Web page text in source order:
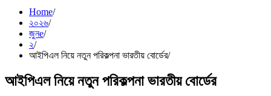
Home
২০২৬
জুনe
২
আইপিএল নিয়ে নতুন পরিকল্পনা ভারতীয় বোর্ডের
আইপিএল নিয়ে নতুন পরিকল্পনা ভারতীয় বোর্ডের